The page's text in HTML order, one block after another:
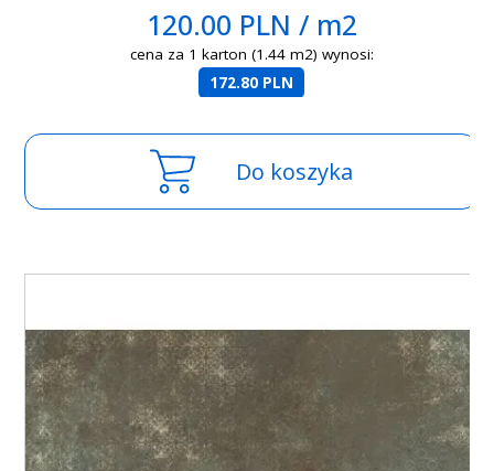
120.00 PLN / m2
cena za 1 karton (1.44 m2) wynosi:
172.80 PLN
Do koszyka